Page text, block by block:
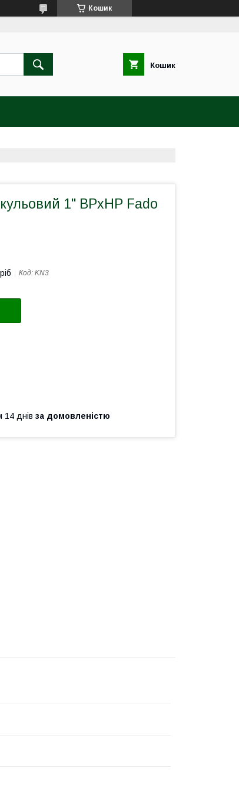
Кошик
Кошик
1" ВРхНР Fado
Код: KN3
14 днів за домовленістю